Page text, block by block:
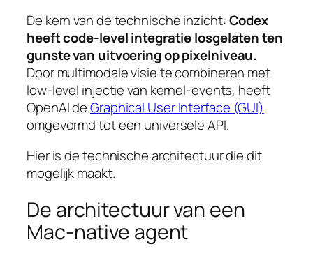
De kern van de technische inzicht:Codex
heeft code-level integratie losgelaten ten
gunste van uitvoering op pixelniveau.
Door multimodale visie te combineren met
low-level injectie van kernel-events, heeft
OpenAI deGraphical User Interface (GUI)
omgevormd tot een universele API.
Hier is de technische architectuur die dit
mogelijk maakt.
De architectuur van een
Mac-native agent